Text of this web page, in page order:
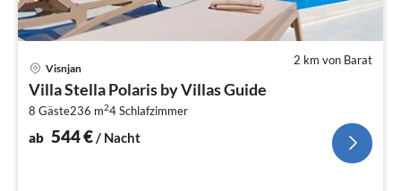
2 km von Barat
Visnjan
Villa Stella Polaris by Villas Guide
8 Gäste236 m24Schlafzimmer
ab 544€ / Nacht